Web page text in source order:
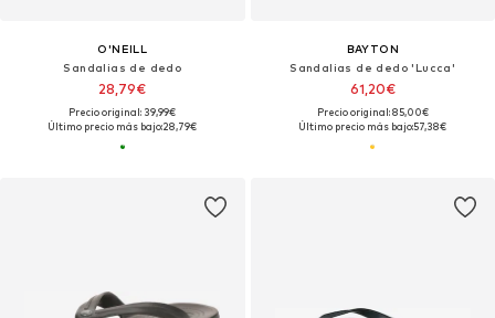
O'NEILL
Sandalias de dedo
28,79€
Precio original: 39,99€
Último precio más bajo:28,79€
BAYTON
Sandalias de dedo 'Lucca'
61,20€
Precio original: 85,00€
Último precio más bajo:57,38€